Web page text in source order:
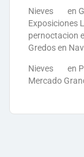
Nieves en
Exposiciones
pernoctacion
Gredos en
Nieves en
Mercado